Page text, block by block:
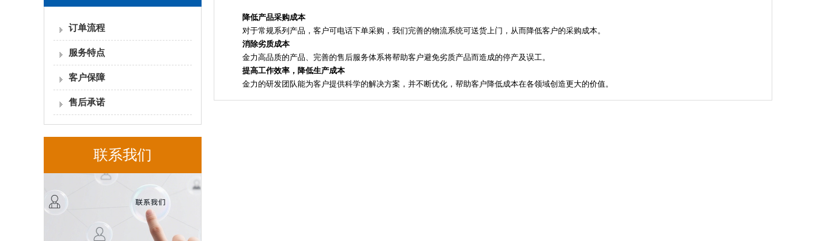
订单流程
服务特点
客户保障
售后承诺
联系我们
降低产品采购成本
对于常规系列产品，客户可电话下单采购，我们完善的物流系统可送货上门，从而降低客户的采购成本。
消除劣质成本
金力高品质的产品、完善的售后服务体系将帮助客户避免劣质产品而造成的停产及误工。
提高工作效率，降低生产成本
金力的研发团队能为客户提供科学的解决方案，并不断优化，帮助客户降低成本在各领域创造更大的价值。